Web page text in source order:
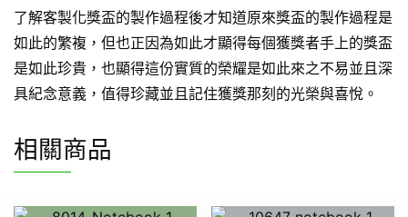
了解客製化獎盃的製作過程後才知道原來獎盃的製作過程是
如此的繁複，但也正因為如此才顯得每個獲獎者手上的獎盃
是如此珍貴，也顯得這份實質的榮耀是如此來之不易並且深
具紀念意義，值得珍藏並且記住獲獎那刻的光榮與喜悅。
相關商品